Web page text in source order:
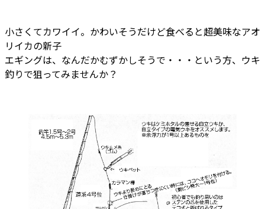
小さくてカワイイ。かわいそうだけど食べると超美味なアオ
リイカの新子
エギングは、なんだかむずかしそうで・・・という方、ウキ
釣りで狙ってみませんか？